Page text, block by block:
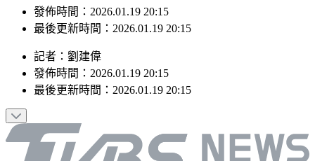
發佈時間：2026.01.19 20:15
最後更新時間：2026.01.19 20:15
記者 ： 劉建偉
發佈時間： 2026.01.19 20:15
最後更新時間： 2026.01.19 20:15